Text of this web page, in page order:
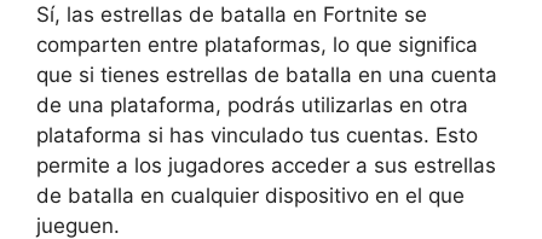
Sí, ⁢las ‍estrellas de batalla en ⁣Fortnite se
comparten entre plataformas, lo que significa
que si tienes estrellas ⁤de batalla en una cuenta⁤
de⁤ una plataforma,‌ podrás utilizarlas en otra
plataforma ‌si has vinculado tus‌ cuentas. Esto​
permite ⁤a los⁢ jugadores ‌acceder a ⁤sus estrellas
‌de⁤ batalla en cualquier⁤ dispositivo en el que
jueguen.